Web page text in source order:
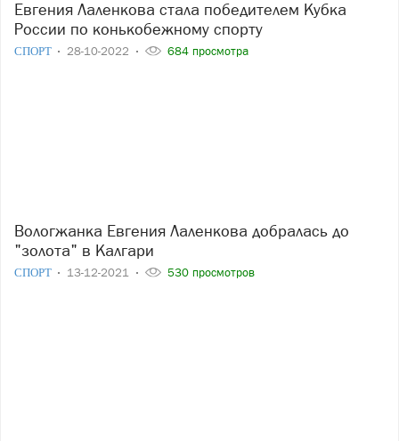
Евгения Лаленкова стала победителем Кубка
России по конькобежному спорту
СПОРТ 28-10-2022 684 просмотра
Вологжанка Евгения Лаленкова добралась до
"золота" в Калгари
СПОРТ 13-12-2021 530 просмотров